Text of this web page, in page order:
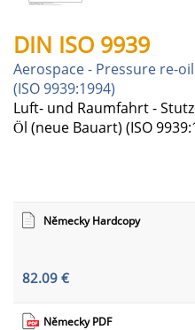
DIN ISO 9939
Aerospace - Pressure re-
(ISO 9939:1994)
Luft- und Raumfahrt -
Öl (neue Bauart) (ISO
Německy Hardcopy
82.09 €
Německy PDF